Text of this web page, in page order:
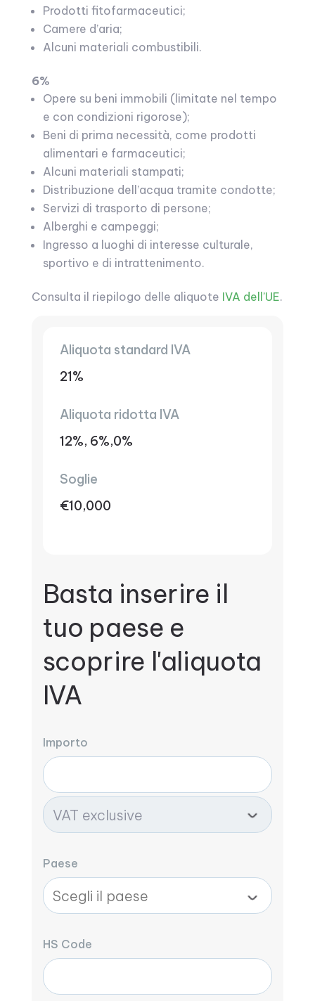
Prodotti fitofarmaceutici;
Camere d’aria;
Alcuni materiali combustibili.
6%
Opere su beni immobili (limitate nel tempo
e con condizioni rigorose);
Beni di prima necessità, come prodotti
alimentari e farmaceutici;
Alcuni materiali stampati;
Distribuzione dell’acqua tramite condotte;
Servizi di trasporto di persone;
Alberghi e campeggi;
Ingresso a luoghi di interesse culturale,
sportivo e di intrattenimento.
Consulta il riepilogo delle aliquote IVA dell’UE.
Aliquota standard IVA
21%
Aliquota ridotta IVA
12%, 6%,0%
Soglie
€10,000
Basta inserire il
tuo paese e
scoprire l'aliquota
IVA
Importo
Paese
HS Code